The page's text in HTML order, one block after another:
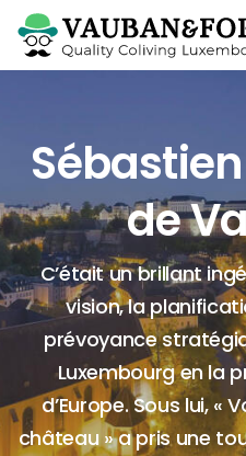
de
C’était un brillant
vision, la
prévoyance
Luxembourg en la
d’Europe. Sous lui,
château » a pris une